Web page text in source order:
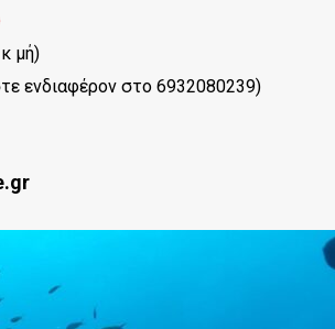
μή)
ενδιαφέρον στο 6932080239)